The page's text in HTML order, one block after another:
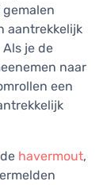
aantrekkelijk
je de
naar
een
havermout,